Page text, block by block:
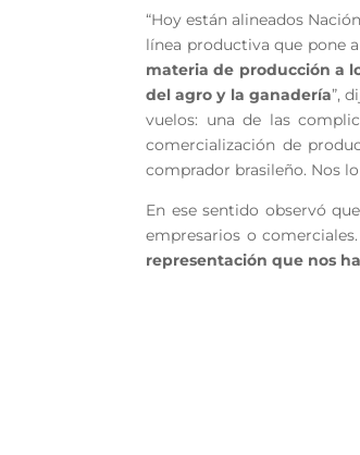
“Hoy están alineados
línea productiva que pone
materia de producción a
del agro y la ganadería”,
vuelos: una de las
comercialización de
comprador brasileño. Nos
En ese sentido observó
empresarios o
representación que nos